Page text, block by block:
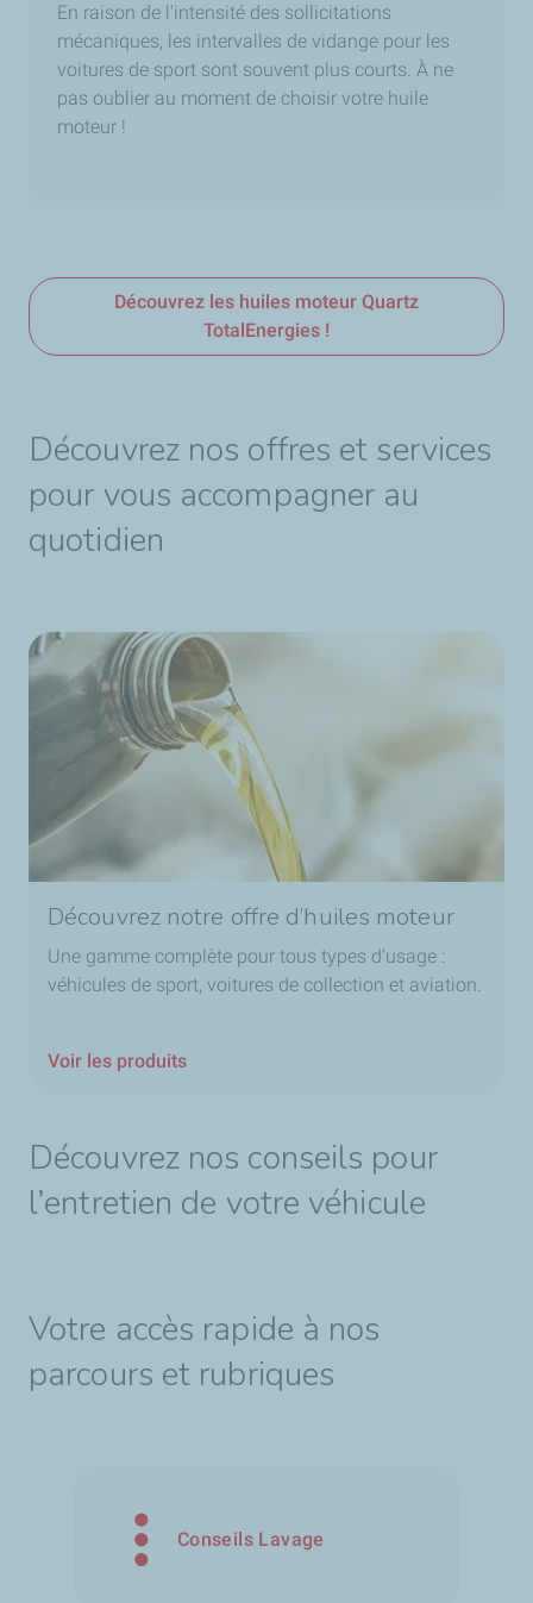
En raison de l'intensité des sollicitations
mécaniques, les intervalles de vidange pour les
voitures de sport sont souvent plus courts. À ne
pas oublier au moment de choisir votre huile
moteur !
Découvrez les huiles moteur Quartz
TotalEnergies!
Découvrez nos offres et services
pour vous accompagner au
quotidien
Découvrez notre offre d’huiles moteur
Une gamme complète pour tous types d'usage :
véhicules de sport, voitures de collection et aviation.
Voir les produits
Découvrez nos conseils pour
l’entretien de votre véhicule
Votre accès rapide à nos
parcours et rubriques
Conseils Lavage